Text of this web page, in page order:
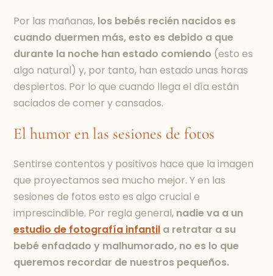
Por las mañanas, los bebés recién nacidos es
cuando duermen más, esto es debido a que
durante la noche han estado comiendo (esto es
algo natural) y, por tanto, han estado unas horas
despiertos. Por lo que cuando llega el día están
saciados de comer y cansados.
El humor en las sesiones de fotos
Sentirse contentos y positivos hace que la imagen
que proyectamos sea mucho mejor. Y en las
sesiones de fotos esto es algo crucial e
imprescindible. Por regla general, nadie va a un
estudio de fotografía infantil a retratar a su
bebé enfadado y malhumorado, no es lo que
queremos recordar de nuestros pequeños.